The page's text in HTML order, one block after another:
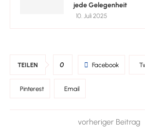
jede Gelegenheit
10. Juli 2025
TEILEN 0 Facebook
Pinterest Email
vorheriger Beitrag